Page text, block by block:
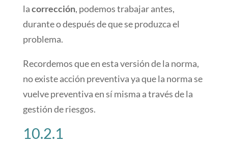
lacorrección, podemos trabajar antes,
durante o después de que se produzca el
problema.
Recordemos que en esta versión de la norma,
no existe acción preventiva ya que la norma se
vuelve preventiva en sí misma a través de la
gestión de riesgos.
10.2.1